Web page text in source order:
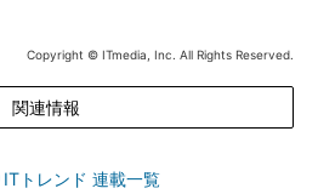
Copyright © ITmedia, Inc. All Rights Reserved.
関連情報
トレンド 連載一覧